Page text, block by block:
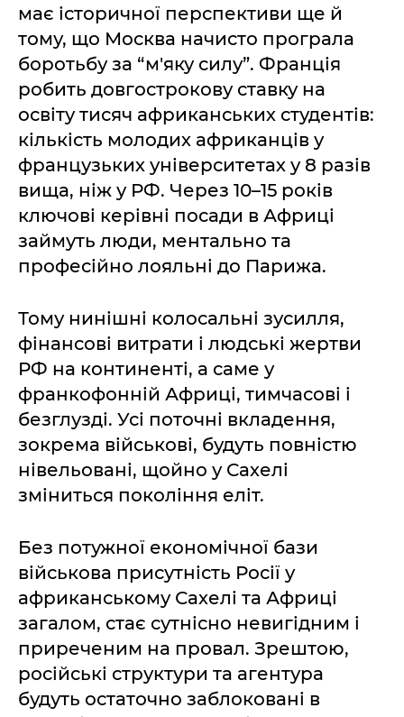
має історичної перспективи ще й
тому, що Москва начисто програла
боротьбу за “м'яку силу”. Франція
робить довгострокову ставку на
освіту тисяч африканських студентів:
кількість молодих африканців у
французьких університетах у 8 разів
вища, ніж у РФ. Через 10–15 років
ключові керівні посади в Африці
займуть люди, ментально та
професійно лояльні до Парижа.
Тому нинішні колосальні зусилля,
фінансові витрати і людські жертви
РФ на континенті, а саме у
франкофонній Африці, тимчасові і
безглузді. Усі поточні вкладення,
зокрема військові, будуть повністю
нівельовані, щойно у Сахелі
зміниться покоління еліт.
Без потужної економічної бази
військова присутність Росії у
африканському Сахелі та Африці
загалом, стає сутнісно невигідним і
приреченим на провал. Зрештою,
російські структури та агентура
будуть остаточно заблоковані в